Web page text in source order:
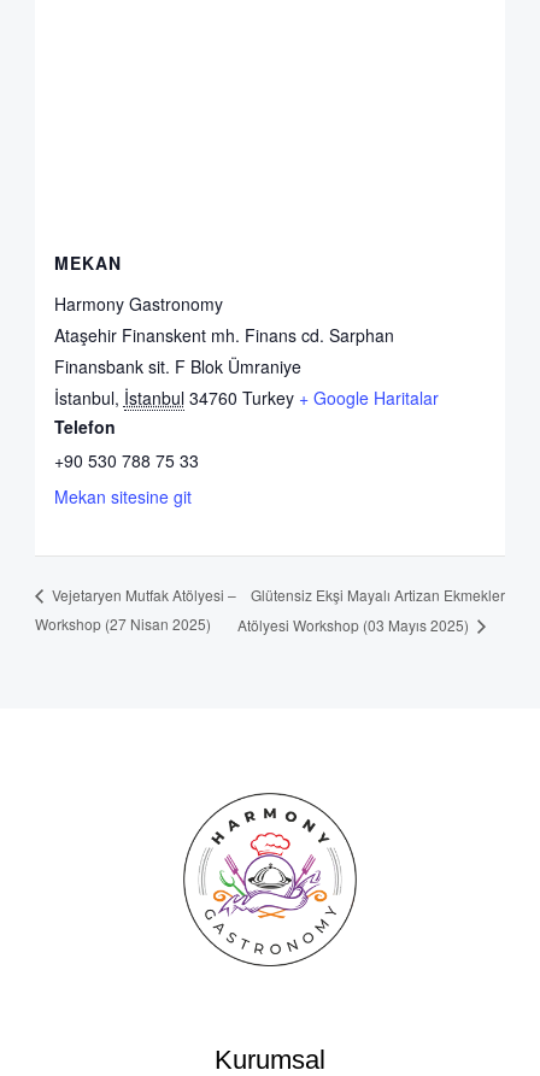
MEKAN
Harmony Gastronomy
Ataşehir Finanskent mh. Finans cd. Sarphan
Finansbank sit. F Blok Ümraniye
İstanbul, İstanbul 34760 Turkey + Google Haritalar
Telefon
+90 530 788 75 33
Mekan sitesine git
Vejetaryen Mutfak Atölyesi –
Workshop (27 Nisan 2025)
Glütensiz Ekşi Mayalı Artizan Ekmekler
Atölyesi Workshop (03 Mayıs 2025)
Kurumsal